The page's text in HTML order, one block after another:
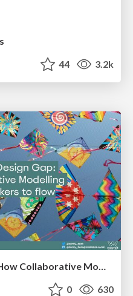
44 3.2k
Bridging the Design Gap: How Collaborative Modelling removes blockers to flow between stakeholders and teams @FastFlow conf
0 630